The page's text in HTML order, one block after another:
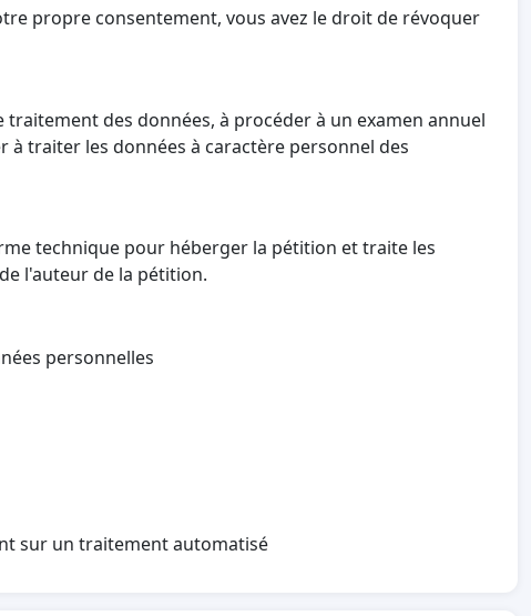
propre consentement, vous avez le droit de révoquer
des données, à procéder à un examen annuel
traiter les données à caractère personnel des
technique pour héberger la pétition et traite les
l'auteur de la pétition.
personnelles
sur un traitement automatisé